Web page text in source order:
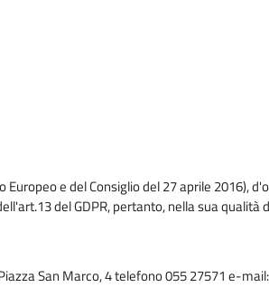
e del Consiglio del 27 aprile 2016),
del GDPR, pertanto, nella sua qualità
San Marco, 4 telefono 055 27571 e-mail: